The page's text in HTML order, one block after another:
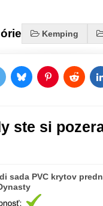
Kemping
BlueskyPinterestReddit
ste si
sada PVC krytov